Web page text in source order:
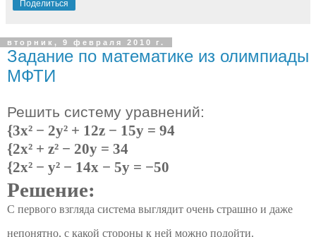
Поделиться
вторник, 9 февраля 2010 г.
Задание по математике из олимпиады
МФТИ
Решить систему уравнений:
{3x² − 2y² + 12z − 15y = 94
{2x² + z² − 20y = 34
{2x² − y² − 14x − 5y = −50
Решение:
С первого взгляда система выглядит очень страшно и даже
непонятно, с какой стороны к ней можно подойти.